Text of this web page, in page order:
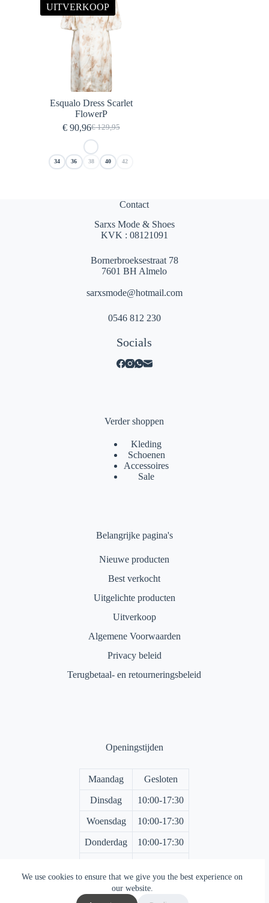
We use cookies to ensure that we give you the best experience on
our website.
UITVERKOOP
Esqualo Dress Scarlet
FlowerP
€129,95
Oorspronkelijke
prijs
was:
€ 129,95.
€90,96Huidige
prijs
is:
€ 90,96.
34 36 38 40 42
Contact
Sarxs Mode & Shoes
KVK : 08121091
Bornerbroeksestraat 78
7601 BH Almelo
sarxsmode@hotmail.com
0546 812 230
Socials
Verder shoppen
Kleding
Schoenen
Accessoires
Sale
Belangrijke pagina's
Nieuwe producten
Best verkocht
Uitgelichte producten
Uitverkoop
Algemene Voorwaarden
Privacy beleid
Terugbetaal- en retourneringsbeleid
Openingstijden
Maandag Gesloten
Dinsdag 10:00-17:30
Woensdag 10:00-17:30
Donderdag 10:00-17:30
10:00-17:00